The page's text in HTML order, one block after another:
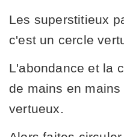
Les superstitieux
c'est un cercle
L'abondance et la
de mains en
vertueux.